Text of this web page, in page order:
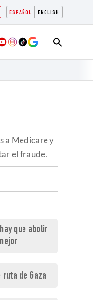
ESPAÑOL ENGLISH
a Medicare y
el fraude.
que abolir
de Gaza